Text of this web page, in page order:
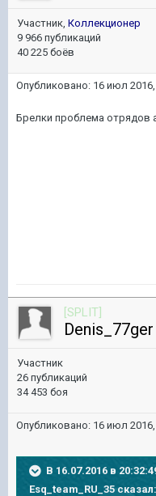
Участник, Коллекционер
9 966 публикаций
40 225 боёв
Опубликовано: 16 июл
Брелки проблема отрядов
[SPLIT]
Denis_77ger
Участник
26 публикаций
34 453 боя
Опубликовано: 16 июл 2016,
В 16.07.2016 в
Esq_team_RU_35 сказал: